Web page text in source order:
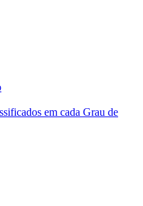
em cada Grau de